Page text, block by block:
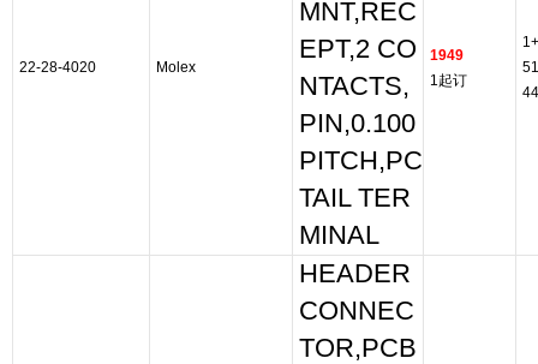
22-28-4020 Molex
MNT,REC
EPT,2 CO
NTACTS,
PIN,0.100
PITCH,PC
TAIL TER
MINAL
1949
1起订
1+
HEADER
CONNEC
TOR,PCB